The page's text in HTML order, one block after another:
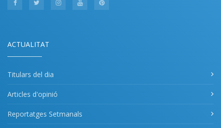
ACTUALITAT
Titulars del dia
Articles d'opinió
Reportatges Setmanals